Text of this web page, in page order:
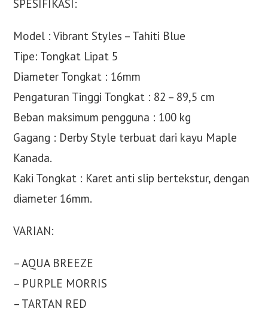
SPESIFIKASI:
Model : Vibrant Styles – Tahiti Blue
Tipe: Tongkat Lipat 5
Diameter Tongkat : 16mm
Pengaturan Tinggi Tongkat : 82 – 89,5 cm
Beban maksimum pengguna : 100 kg
Gagang : Derby Style terbuat dari kayu Maple
Kanada.
Kaki Tongkat : Karet anti slip bertekstur, dengan
diameter 16mm.
VARIAN:
– AQUA BREEZE
– PURPLE MORRIS
– TARTAN RED